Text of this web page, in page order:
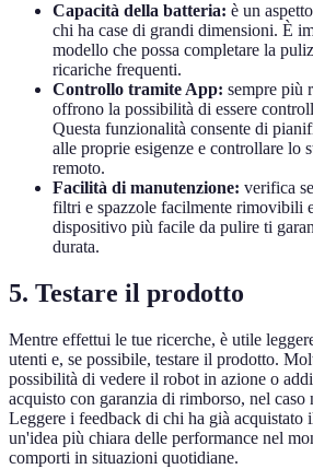
Capacità della batteria: è un
chi ha case di grandi dimensioni. È
modello che possa completare la
ricariche frequenti.
Controllo tramite App: sempre più
offrono la possibilità di essere
Questa funzionalità consente di
alle proprie esigenze e controllare lo
remoto.
Facilità di manutenzione: verifica
filtri e spazzole facilmente rimovibili
dispositivo più facile da pulire ti
durata.
5. Testare il prodotto
Mentre effettui le tue ricerche, è utile
utenti e, se possibile, testare il prodotto.
possibilità di vedere il robot in azione o
acquisto con garanzia di rimborso, nel caso
Leggere i feedback di chi ha già acquistato
un'idea più chiara delle performance nel
comporti in situazioni quotidiane.